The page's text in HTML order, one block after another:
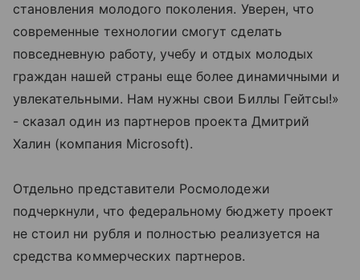
становления молодого поколения. Уверен, что
современные технологии смогут сделать
повседневную работу, учебу и отдых молодых
граждан нашей страны еще более динамичными и
увлекательными. Нам нужны свои Биллы Гейтсы!»
- сказал один из партнеров проекта Дмитрий
Халин (компания Microsoft).
Отдельно представители Росмолодежи
подчеркнули, что федеральному бюджету проект
не стоил ни рубля и полностью реализуется на
средства коммерческих партнеров.